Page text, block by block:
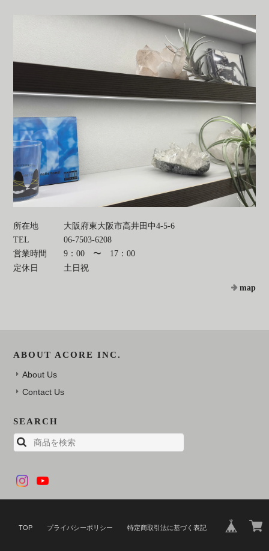
所在地
大阪府東大阪市高井田中4-5-6
TEL
06-7503-6208
営業時間
9：00 〜 17：00
定休日
土日祝
map
ABOUT ACORE INC.
About Us
Contact Us
SEARCH
TOP プライバシーポリシー 特定商取引法に基づく表記